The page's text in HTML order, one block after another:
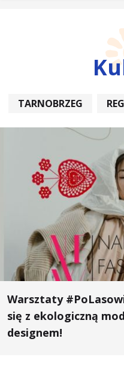
TARNOBRZEG
Warsztaty
się z ekologiczną
designem!